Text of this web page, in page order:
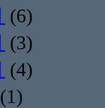
(6)
(3)
(4)
(1)